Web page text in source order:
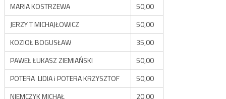
MARIA KOSTRZEWA
50,00
JERZY T MICHAJŁOWICZ
50,00
KOZIOŁ BOGUSŁAW
35,00
PAWEŁ ŁUKASZ ZIEMIAŃSKI
50,00
POTERA LIDIA i POTERA KRZYSZTOF
50,00
NIEMCZYK MICHAŁ
20,00